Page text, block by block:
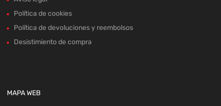
Política de cookies
Política de devoluciones y reembolsos
Desistimiento de compra
MAPA WEB